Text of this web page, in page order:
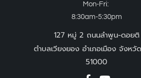
Mon-Fri:
8:30am-5:30pm
127 หมู่ 2 ถนนลำพูน-ดอยติ
ตำบลเวียงยอง อำเภอเมือง จังหวั
51000